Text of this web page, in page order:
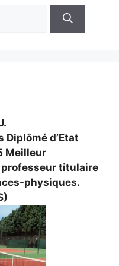
d’Etat
Meilleur
titulaire
physiques.